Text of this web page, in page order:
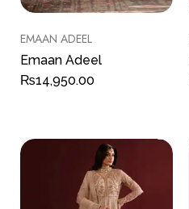
EMAAN ADEEL
Emaan Adeel
₨14,950.00